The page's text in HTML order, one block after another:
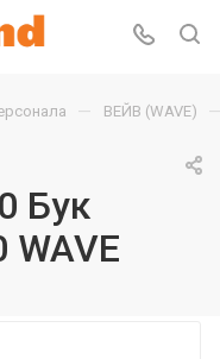
— ВЕЙВ (WAVE)
Бук
WAVE